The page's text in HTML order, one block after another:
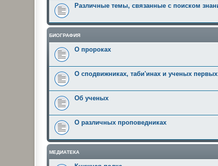
Различные темы, связанные с поиском
БИОГРАФИЯ
О пророках
О сподвижниках, таби'инах и ученых
Об ученых
О различных проповедниках
МЕДИАТЕКА